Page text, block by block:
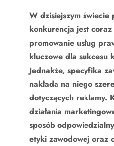
W dzisiejszym świecie
konkurencja jest
promowanie usług
kluczowe dla sukcesu
Jednakże, specyfika
nakłada na niego
dotyczących reklamy.
działania
sposób
etyki zawodowej oraz